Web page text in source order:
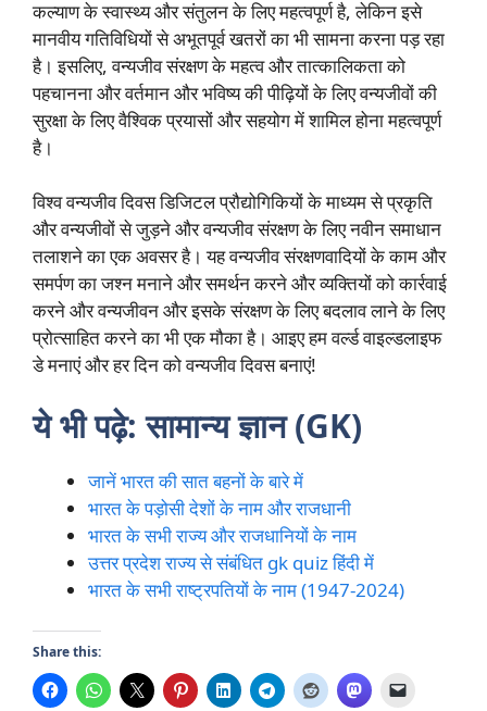
कल्याण के स्वास्थ्य और संतुलन के लिए महत्वपूर्ण है, लेकिन इसे
मानवीय गतिविधियों से अभूतपूर्व खतरों का भी सामना करना पड़ रहा
है। इसलिए, वन्यजीव संरक्षण के महत्व और तात्कालिकता को
पहचानना और वर्तमान और भविष्य की पीढ़ियों के लिए वन्यजीवों की
सुरक्षा के लिए वैश्विक प्रयासों और सहयोग में शामिल होना महत्वपूर्ण
है।
विश्व वन्यजीव दिवस डिजिटल प्रौद्योगिकियों के माध्यम से प्रकृति
और वन्यजीवों से जुड़ने और वन्यजीव संरक्षण के लिए नवीन समाधान
तलाशने का एक अवसर है। यह वन्यजीव संरक्षणवादियों के काम और
समर्पण का जश्न मनाने और समर्थन करने और व्यक्तियों को कार्रवाई
करने और वन्यजीवन और इसके संरक्षण के लिए बदलाव लाने के लिए
प्रोत्साहित करने का भी एक मौका है। आइए हम वर्ल्ड वाइल्डलाइफ
डे मनाएं और हर दिन को वन्यजीव दिवस बनाएं!
ये भी पढ़े: सामान्य ज्ञान (GK)
जानें भारत की सात बहनों के बारे में
भारत के पड़ोसी देशों के नाम और राजधानी
भारत के सभी राज्य और राजधानियों के नाम
उत्तर प्रदेश राज्य से संबंधित gk quiz हिंदी में
भारत के सभी राष्ट्रपतियों के नाम (1947-2024)
Share this: